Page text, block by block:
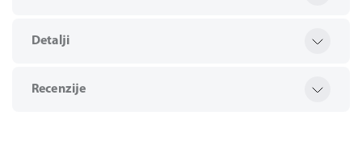
Detalji
Recenzije